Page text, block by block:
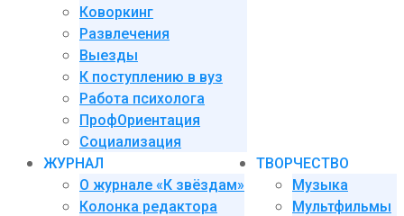
Коворкинг
Развлечения
Выезды
К поступлению в вуз
Работа психолога
ПрофОриентация
Социализация
ЖУРНАЛ
О журнале «К звёздам»
Колонка редактора
ТВОРЧЕСТВО
Музыка
Мультфильмы